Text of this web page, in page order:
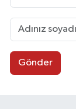
Gönder